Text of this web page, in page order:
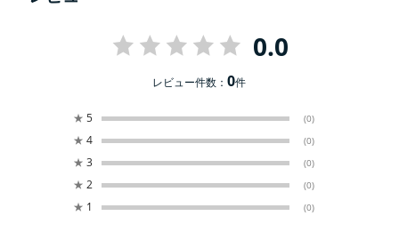
0.0
レビュー件数：0件
★ 5 (0)
★ 4 (0)
★ 3 (0)
★ 2 (0)
★ 1 (0)